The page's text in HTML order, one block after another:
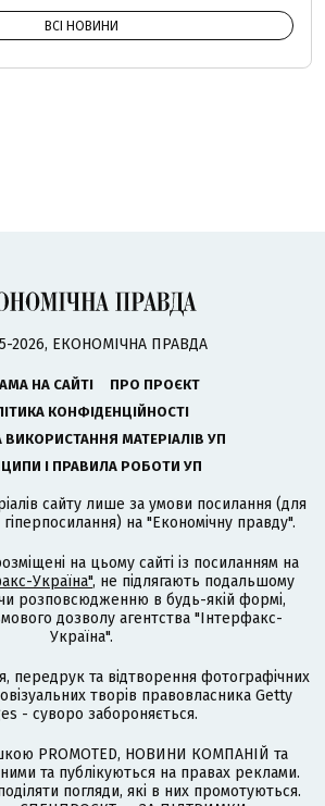
ВСІ НОВИНИ
2026, ЕКОНОМІЧНА ПРАВДА
НА САЙТІ
ПРО ПРОЄКТ
КОНФІДЕНЦІЙНОСТІ
ВИКОРИСТАННЯ МАТЕРІАЛІВ УП
І ПРАВИЛА РОБОТИ УП
сайту лише за умови посилання (для
на "Економічну правду".
на цьому сайті із посиланням на
Україна", не підлягають подальшому
розповсюдженню в будь-якій формі,
дозволу агентства "Інтерфакс-
Україна".
передрук та відтворення фотографічних
творів правовласника Getty
- суворо забороняється.
PROMOTED, НОВИНИ КОМПАНІЙ та
та публікуються на правах реклами.
погляди, які в них промотуються.